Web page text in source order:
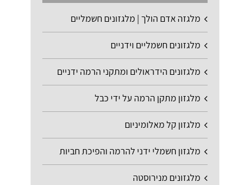
מלגזה אדם הולך | מלגזונים חשמליים
מלגזונים חשמליים וידניים
מלגזונים הידראולים ומתקני הרמה ידניים
מלגזון מתקן הרמה על ידי כבל
מלגזון קל מאלומיניום
מלגזון חשמלי ידני להרמה והפיכת חביות
מלגזונים מנירוסטה